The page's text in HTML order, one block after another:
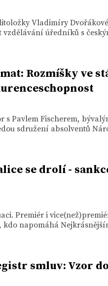
Vladimíry
úředníků s
Rozmíšky ve
s Pavlem Fischerem,
sdružení absolventů
se drolí -
Premiér i
kdo napomáhá
smluv: Vzor